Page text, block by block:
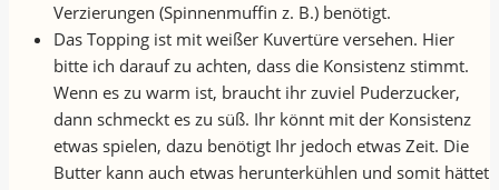
Verzierungen (Spinnenmuffin z. B.) benötigt.
Das Topping ist mit weißer Kuvertüre versehen. Hier
bitte ich darauf zu achten, dass die Konsistenz stimmt.
Wenn es zu warm ist, braucht ihr zuviel Puderzucker,
dann schmeckt es zu süß. Ihr könnt mit der Konsistenz
etwas spielen, dazu benötigt Ihr jedoch etwas Zeit. Die
Butter kann auch etwas herunterkühlen und somit hättet